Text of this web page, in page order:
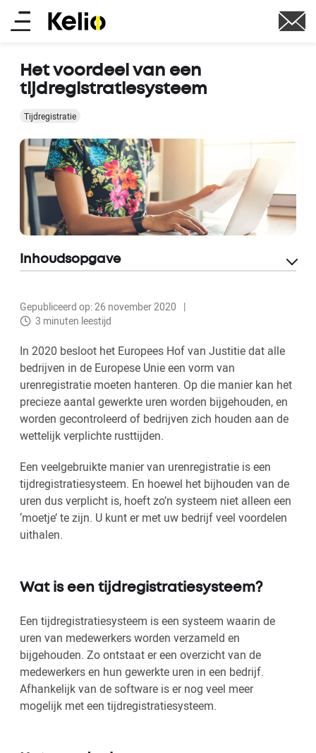
Overslaan
en
inhoud
gaan
Main
Het voordeel van een
tijdregistratiesysteem
Tijdregistratie
Gepubliceerd op: 26 november 2020
3 minuten leestijd
In 2020 besloot het Europees Hof van Justitie dat alle
bedrijven in de Europese Unie een vorm van
urenregistratie moeten hanteren. Op die manier kan het
precieze aantal gewerkte uren worden bijgehouden, en
worden gecontroleerd of bedrijven zich houden aan de
wettelijk verplichte rusttijden.
Een veelgebruikte manier van urenregistratie is een
tijdregistratiesysteem. En hoewel het bijhouden van de
uren dus verplicht is, hoeft zo’n systeem niet alleen een
‘moetje’ te zijn. U kunt er met uw bedrijf veel voordelen
uithalen.
Wat is een tijdregistratiesysteem?
Een tijdregistratiesysteem is een systeem waarin de
uren van medewerkers worden verzameld en
bijgehouden. Zo ontstaat er een overzicht van de
medewerkers en hun gewerkte uren in een bedrijf.
Afhankelijk van de software is er nog veel meer
mogelijk met een tijdregistratiesysteem.
Inhoudsopgave